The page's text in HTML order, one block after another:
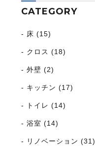
CATEGORY
床 (15)
クロス (18)
外壁 (2)
キッチン (17)
トイレ (14)
浴室 (14)
リノベーション (31)